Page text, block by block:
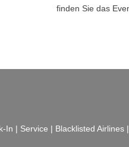
finden Sie das
In | Service | Blacklisted Airlines